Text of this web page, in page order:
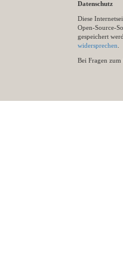
Datenschutz
Diese
Open-Source-
gespeichert
widersprechen
Bei Fragen